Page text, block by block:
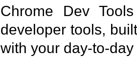
Chrome Dev
developer tools,
with your day-to-